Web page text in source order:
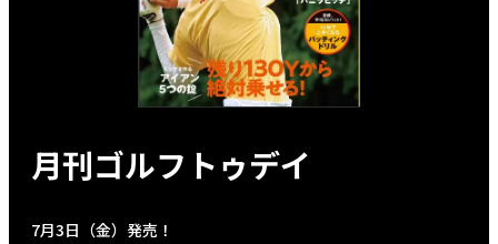
月刊ゴルフトゥデイ
7月3日（金）発売！